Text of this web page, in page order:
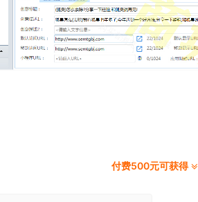
付费500元可获得